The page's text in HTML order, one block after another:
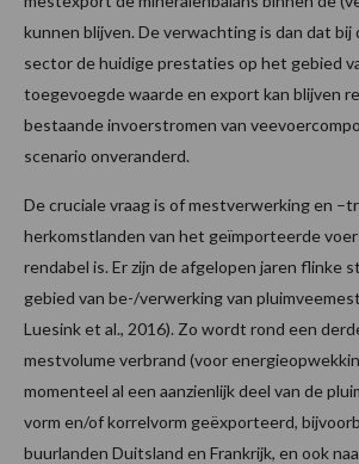
kunnen blijven. De verwachting is dan dat bij
sector de huidige prestaties op het gebied
toegevoegde waarde en export kan blijven
bestaande invoerstromen van
scenario onveranderd.
De cruciale vraag is of mestverwerking en
herkomstlanden van het geïmporteerde
rendabel is. Er zijn de afgelopen jaren flinke
gebied van be-/verwerking van
Luesink et al., 2016). Zo wordt rond een
mestvolume verbrand (voor
momenteel al een aanzienlijk deel van de
vorm en/of korrelvorm geëxporteerd,
buurlanden Duitsland en Frankrijk, en ook